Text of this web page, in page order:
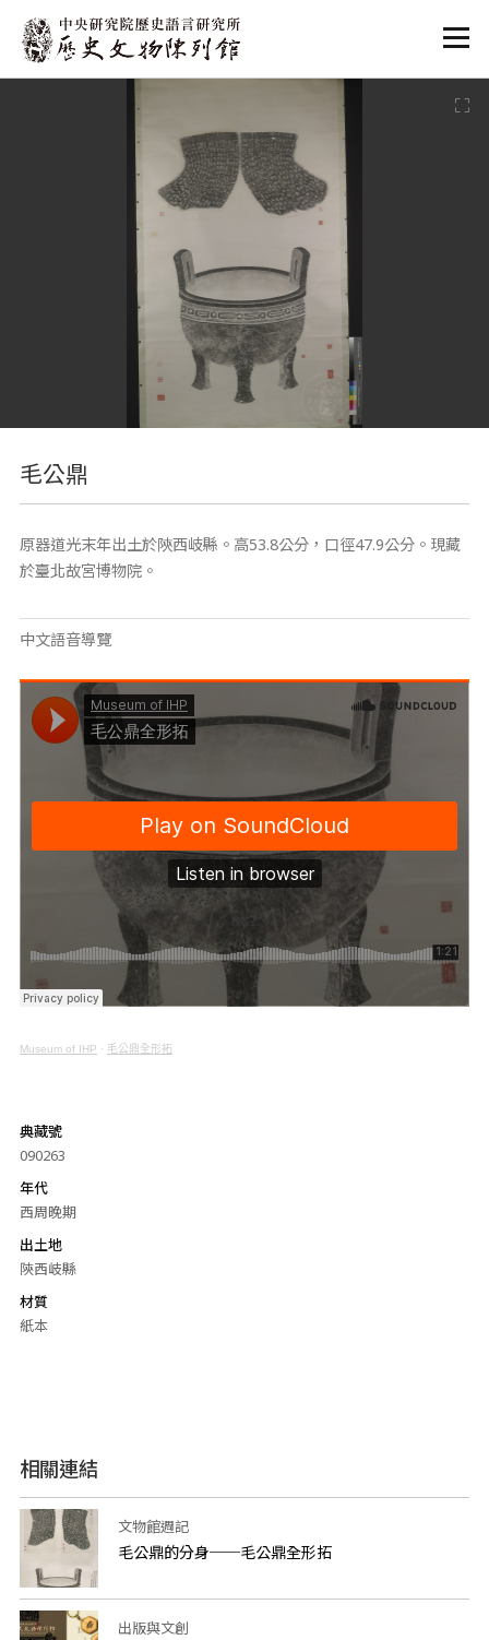
:::
毛公鼎
原器道光末年出土於陝西岐縣。高53.8公分，口徑47.9公分。現藏
於臺北故宮博物院。
中文語音導覽
Museum of IHP · 毛公鼎全形拓
典藏號
090263
年代
西周晚期
出土地
陝西岐縣
材質
紙本
相關連結
文物館週記
毛公鼎的分身──毛公鼎全形拓
出版與文創